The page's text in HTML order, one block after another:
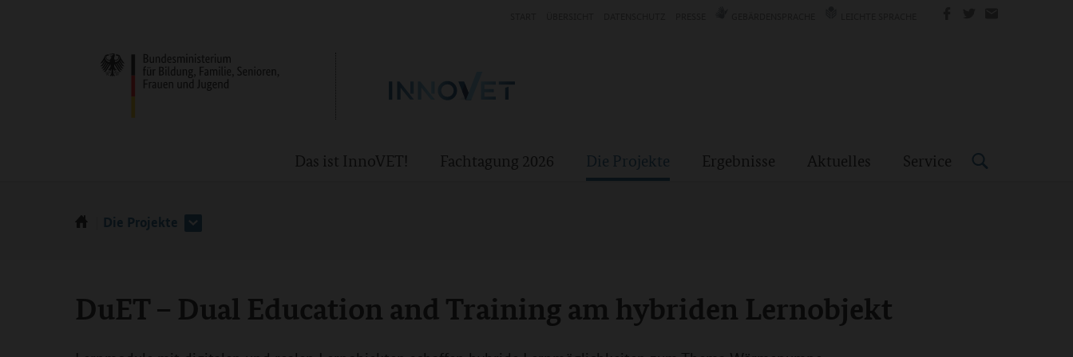
Das ist InnoVET! Fachtagung 2026 Die Projekte Ergebnisse Aktuelles Service
Die Projekte
DuET – Dual Education and Training am hybriden Lernobjekt